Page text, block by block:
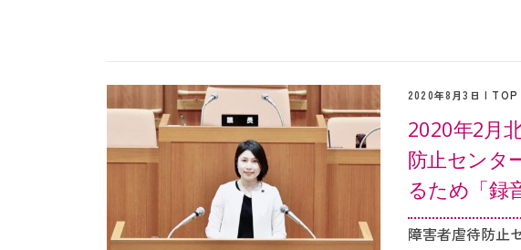
2020年8月3日 | TOP
2020年2月
防止センタ
るため「録
障害者虐待防止